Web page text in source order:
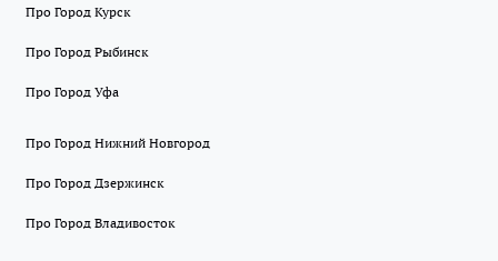
Про Город Курск
Про Город Рыбинск
Про Город Уфа
Про Город Нижний Новгород
Про Город Дзержинск
Про Город Владивосток